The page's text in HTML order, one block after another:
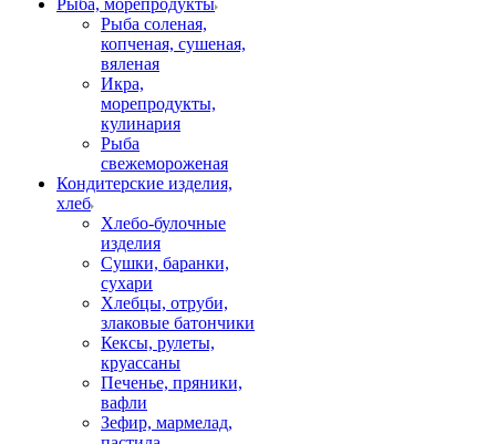
Рыба, морепродукты
Рыба соленая,
копченая, сушеная,
вяленая
Икра,
морепродукты,
кулинария
Рыба
свежемороженая
Кондитерские изделия,
хлеб
Хлебо-булочные
изделия
Сушки, баранки,
сухари
Хлебцы, отруби,
злаковые батончики
Кексы, рулеты,
круассаны
Печенье, пряники,
вафли
Зефир, мармелад,